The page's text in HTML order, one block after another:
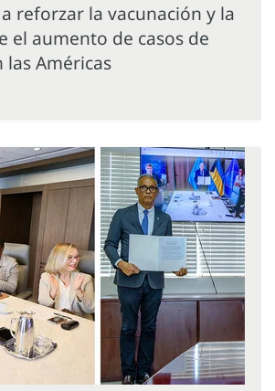
reforzar la vacunación y la
el aumento de casos de
Américas